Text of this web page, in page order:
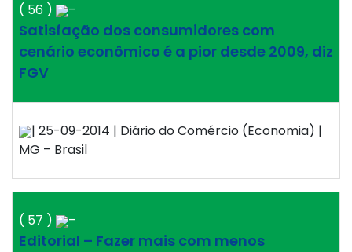
( 56 ) –
Satisfação dos consumidores com
cenário econômico é a pior desde 2009, diz
FGV
| 25-09-2014 | Diário do Comércio (Economia) |
MG – Brasil
( 57 ) –
Editorial – Fazer mais com menos